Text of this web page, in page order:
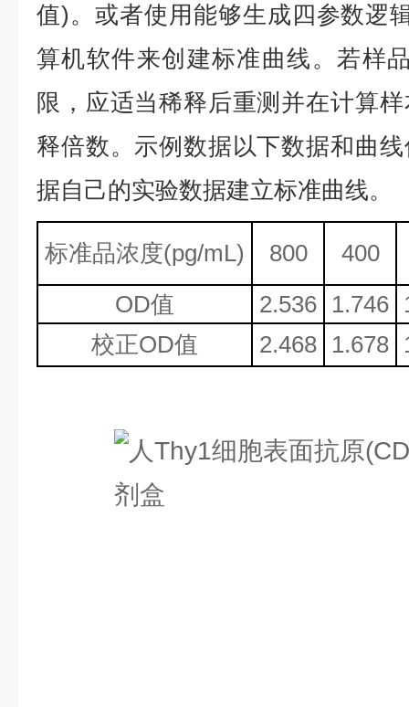
值)。或者使用能够生成四参数逻
算机软件来创建标准曲线。若样
限，应适当稀释后重测并在计算
释倍数。示例数据以下数据和曲
据自己的实验数据建立标准曲线。
标准品浓度(pg/mL) 800
400
OD值
2.536 1.746
校正OD值 2.468 1.678